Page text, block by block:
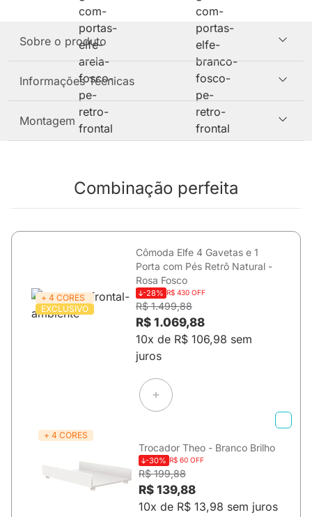
Sobre o produto
Informações Técnicas
Montagem
Combinação perfeita
+ 4 CORES
EXCLUSIVO
Cômoda Elfe 4 Gavetas e 1
Porta com Pés Retrô Natural -
Rosa Fosco
-28% R$ 430 OFF
R$ 1.499,88
R$ 1.069,88
10x de R$ 106,98 sem
juros
+ 4 CORES
Trocador Theo - Branco Brilho
-30% R$ 60 OFF
R$ 199,88
R$ 139,88
10x de R$ 13,98 sem juros